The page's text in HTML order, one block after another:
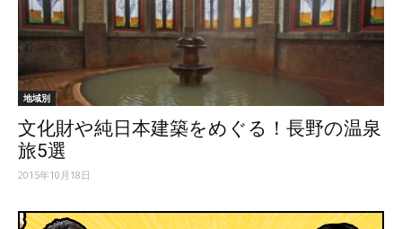
ッ
テ
ィ】
地域別
文化財や純日本建築をめぐる！長野の温泉
旅5選
2015年10月18日